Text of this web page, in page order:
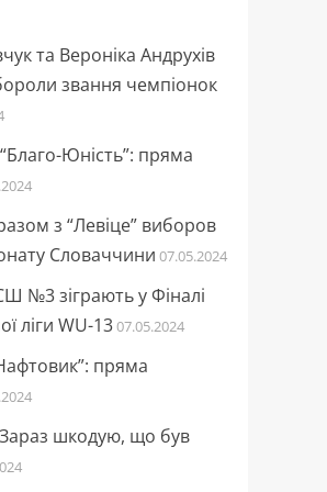
та Вероніка Андрухів
звання чемпіонок
“Благо-Юність”: пряма
з “Левіце” виборов
Словаччини 07.05.2024
№3 зіграють у Фіналі
ліги WU-1307.05.2024
пряма
шкодую, що був